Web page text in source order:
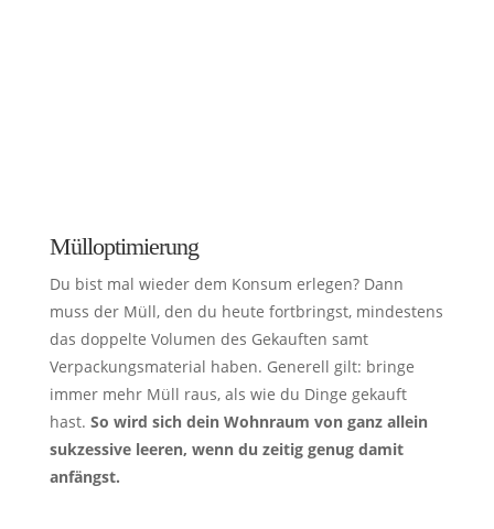
Mülloptimierung
Du bist mal wieder dem Konsum erlegen? Dann
muss der Müll, den du heute fortbringst, mindestens
das doppelte Volumen des Gekauften samt
Verpackungsmaterial haben. Generell gilt: bringe
immer mehr Müll raus, als wie du Dinge gekauft
hast. So wird sich dein Wohnraum von ganz allein
sukzessive leeren, wenn du zeitig genug damit
anfängst.